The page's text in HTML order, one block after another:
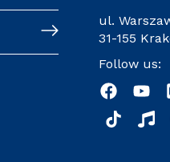
ul.
31-155
Follow us: